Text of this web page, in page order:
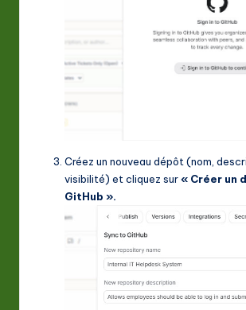
Créez un nouveau dépôt (nom,
visibilité) et cliquez sur« Créer un
GitHub ».